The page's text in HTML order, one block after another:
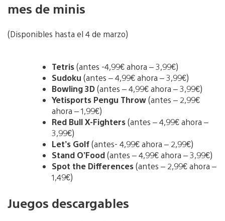
mes de minis
(Disponibles hasta el 4 de marzo)
Tetris(antes -4,99€ ahora – 3,99€)
Sudoku (antes – 4,99€ ahora – 3,99€)
Bowling 3D(antes – 4,99€ ahora – 3,99€)
Yetisports Pengu Throw(antes – 2,99€
ahora – 1,99€)
Red Bull X-Fighters(antes – 4,99€ ahora –
3,99€)
Let’s Golf(antes- 4,99€ ahora – 2,99€)
Stand O’Food(antes – 4,99€ ahora – 3,99€)
Spot the Differences(antes – 2,99€ ahora –
1,49€)
Juegos descargables